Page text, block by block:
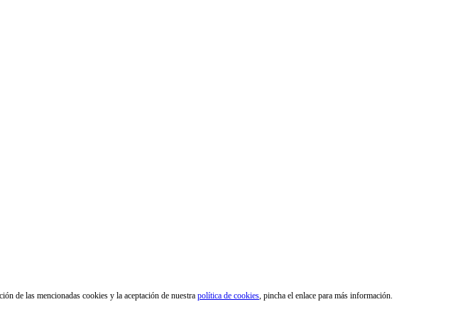
de las mencionadas cookies y la aceptación de nuestra política de cookies, pincha el enlace para más información.